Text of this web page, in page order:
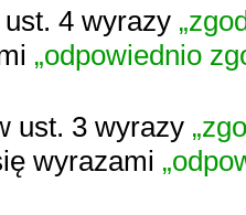
4 wyrazy
„odpowiednio
ust. 3 wyrazy
wyrazami